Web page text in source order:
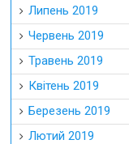
Липень 2019
Червень 2019
Травень 2019
Квітень 2019
Березень 2019
Лютий 2019